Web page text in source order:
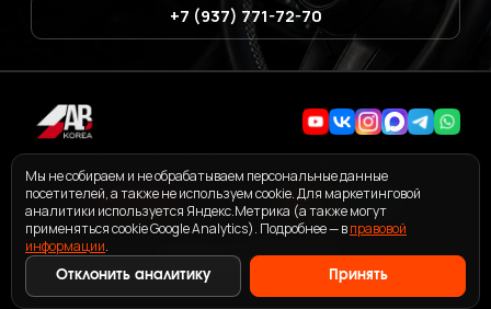
+7 (937) 771-72-70
ПОЛЬЗОВАТЕЛЬСКОЕ СОГЛАШЕНИЕ СЕРВИСА ABKOREA
ПРАВОВАЯ ИНФОРМАЦИЯ
Мы не собираем и не обрабатываем персональные данные
посетителей, а также не используем cookie. Для маркетинговой
аналитики используется Яндекс.Метрика (а также могут
применяться cookie Google Analytics). Подробнее — вправовой
информации.
Отклонить аналитику Принять